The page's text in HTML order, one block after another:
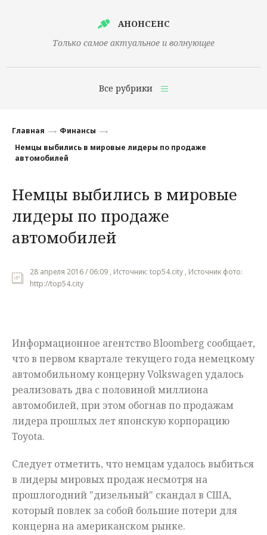
АНОНСЕНС
Только самое актуальное и волнующее
Все рубрики
Финансы
Наука
Культура
Общество
Мнения
Главная
Финансы
Немцы выбились в мировые лидеры по продаже
автомобилей
Немцы выбились в мировые
лидеры по продаже
автомобилей
28 апреля 2016 / 06:09 , Источник: top54.city , Источник фото:
http://top54.city
Информационное агентство Bloomberg сообщает,
что в первом квартале текущего года немецкому
автомобильному концерну Volkswagen удалось
реализовать два с половиной миллиона
автомобилей, при этом обогнав по продажам
лидера прошлых лет японскую корпорацию
Toyota.
Следует отметить, что немцам удалось выбиться
в лидеры мировых продаж несмотря на
прошлогодний "дизельный" скандал в США,
который повлек за собой большие потери для
концерна на американском рынке.